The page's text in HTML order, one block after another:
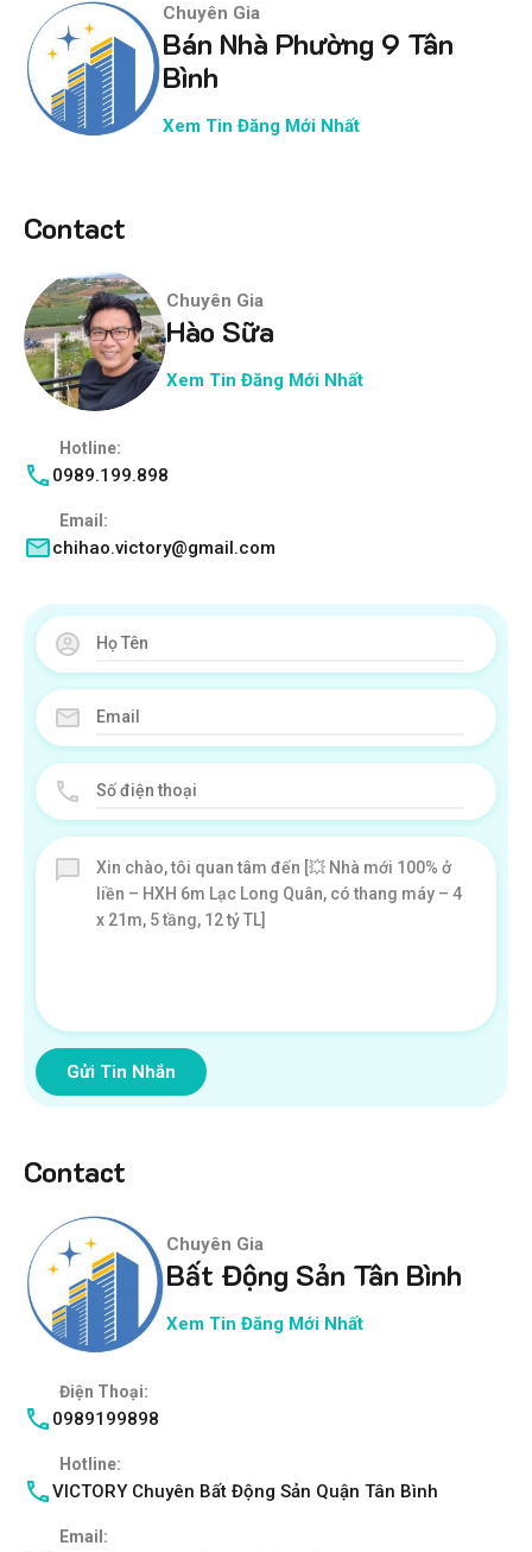
Chuyên Gia
Bán Nhà Phường 9 Tân
Bình
Xem Tin Đăng Mới Nhất
Contact
Chuyên Gia
Hào Sữa
Xem Tin Đăng Mới Nhất
Hotline:
0989.199.898
Email:
chihao.victory@gmail.com
Gửi Tin Nhắn
Contact
Chuyên Gia
Bất Động Sản Tân Bình
Xem Tin Đăng Mới Nhất
Điện Thoại:
0989199898
Hotline:
VICTORY Chuyên Bất Động Sản Quận Tân Bình
Email: